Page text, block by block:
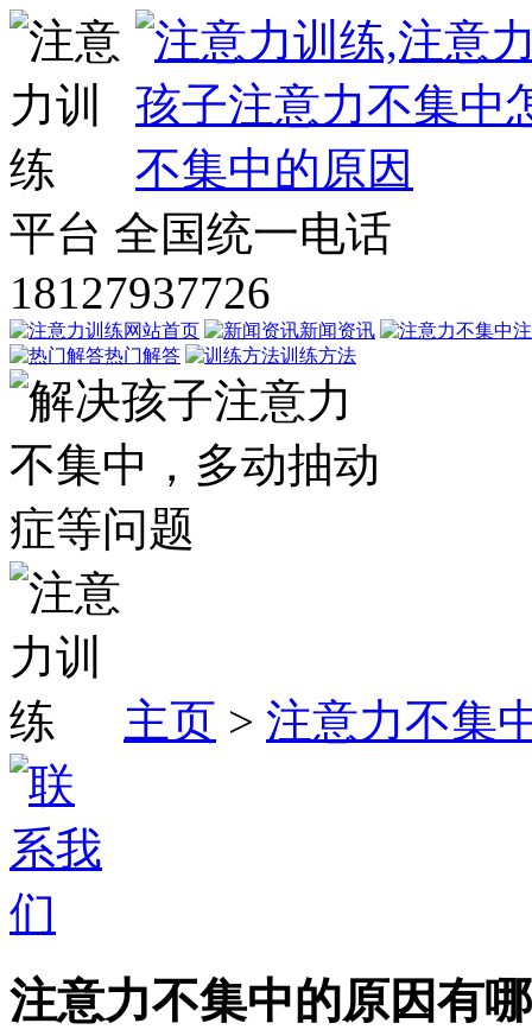
平台 全国统一电话
18127937726
网站首页 新闻资讯
热门解答
训练方法
主页 > 注意力不集
注意力不集中的原因有